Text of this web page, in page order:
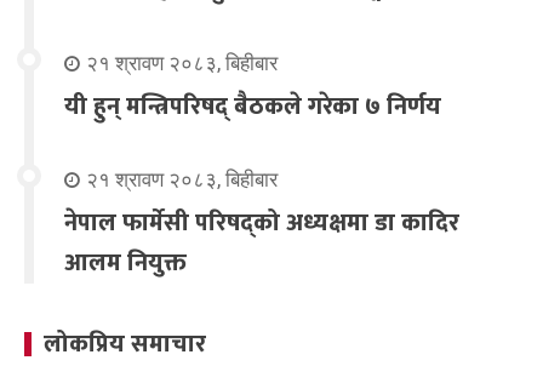
२१ श्रावण २०८३, बिहीबार
यी हुन् मन्त्रिपरिषद् बैठकले गरेका ७ निर्णय
२१ श्रावण २०८३, बिहीबार
नेपाल फार्मेसी परिषद्को अध्यक्षमा डा कादिर
आलम नियुक्त
लोकप्रिय समाचार